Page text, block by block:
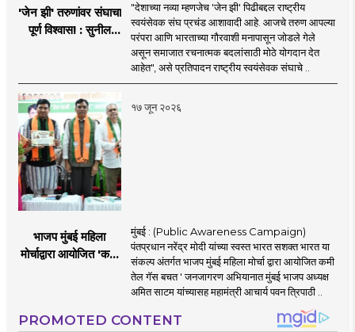
'जेन झी' तरुणांवर संघाचा
पूर्ण विश्वास! : सुनील
"देशाच्या नव्या म्हणजेच 'जेन झी' पिढीबद्दल राष्ट्रीय
स्वयंसेवक संघ प्रचंड आशावादी आहे. आजचे तरुण आपल्या
परंपरा आणि भारताच्या गौरवाशी मनापासून जोडले गेले
असून समाजात रचनात्मक बदलांसाठी मोठे योगदान देत
आहेत", असे प्रतिपादन राष्ट्रीय स्वयंसेवक संघाचे ..
१७ जून २०२६
भाजप मुंबई महिला
मोर्चाद्वारा आयोजित 'कमी
मुंबई : (Public Awareness Campaign)
पंतप्रधान नरेंद्र मोदी यांच्या स्वस्त भारत सशक्त भारत या
संकल्प अंतर्गत भाजप मुंबई महिला मोर्चा द्वारा आयोजित कमी
तेल गॅस बचत ' जनजागरण अभियानात मुंबई भाजप अध्यक्ष
अमित साटम यांच्यासह महामंत्री आचार्य पवन त्रिपाठी ..